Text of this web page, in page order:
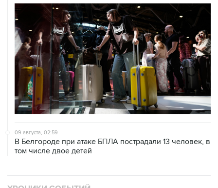
09 августа, 02:59
В Белгороде при атаке БПЛА пострадали 13 человек, в
том числе двое детей